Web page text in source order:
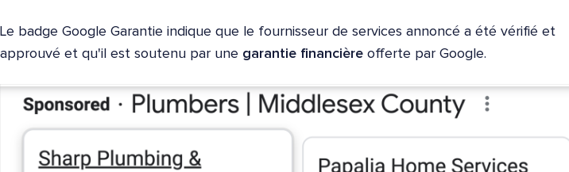
Le badge Google Garantie indique que le fournisseur de services annoncé a été vérifié et
approuvé et qu'il est soutenu par une garantie financière offerte par Google.